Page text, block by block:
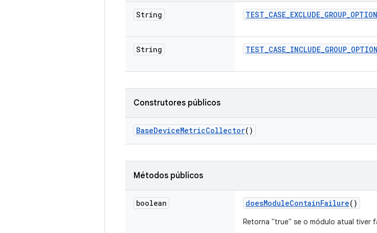
String TEST_CASE_EXCLUDE_GROUP_OPTION
String TEST_CASE_INCLUDE_GROUP_OPTION
Construtores públicos
BaseDeviceMetricCollector()
Métodos públicos
boolean doesModuleContainFailure()
Retorna "true" se o módulo atual tiver